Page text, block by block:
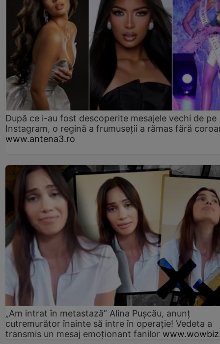
După ce i-au fost descoperite mesajele vechi de pe
Instagram, o regină a frumuseții a rămas fără
www.antena3.ro
„Am intrat în metastază” Alina Pușcău, anunț
cutremurător înainte să intre în operație! Vedeta a
transmis un mesaj emoționant fanilor